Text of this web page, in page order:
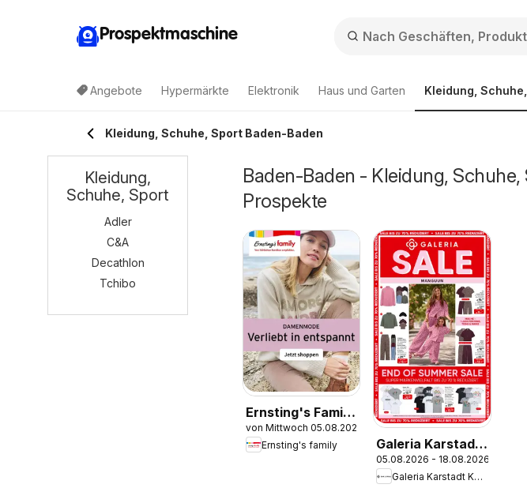
Prospektmaschine
Angebote Hypermärkte Elektronik Haus und Garten Kleidung,
Kleidung, Schuhe, Sport Baden-Baden
Baden-Baden - Kleidung,
Prospekte
Ernsting's Family
Produktkatalog
von Mittwoch 05.08.2026
Ernsting's family
Galeria Karstadt
Kaufhof
Prospekt
05.08.2026 - 18.08.2026
Galeria Karstadt Kaufhof
Kleidung,
Schuhe, Sport
Adler
C&A
Decathlon
Tchibo